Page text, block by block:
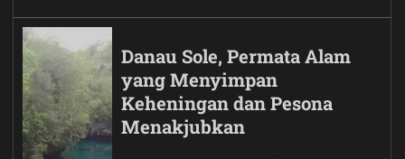
Danau Sole, Permata Alam
yang Menyimpan
Keheningan dan Pesona
Menakjubkan